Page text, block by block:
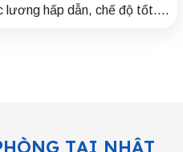
lương hấp dẫn, chế độ tốt.
TẠI NHẬT